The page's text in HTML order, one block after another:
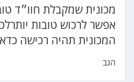
מכונית שמקבלת חוו״ד
אפשר לרכוש טובות
המכונית תהיה רכישה
הגב